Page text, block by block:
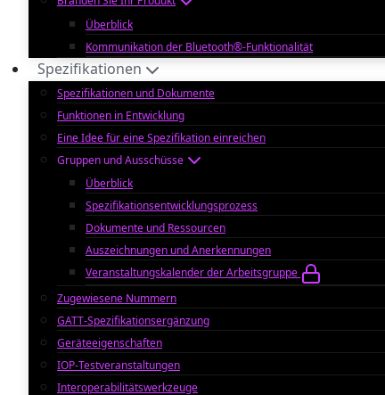
Überblick
Kommunikation der Bluetooth®-Funktionalität
Spezifikationen
Spezifikationen und Dokumente
Funktionen in Entwicklung
Eine Idee für eine Spezifikation einreichen
Gruppen und Ausschüsse
Überblick
Spezifikationsentwicklungsprozess
Dokumente und Ressourcen
Auszeichnungen und Anerkennungen
Veranstaltungskalender der Arbeitsgruppe
Zugewiesene Nummern
GATT-Spezifikationsergänzung
Geräteeigenschaften
IOP-Testveranstaltungen
Interoperabilitätswerkzeuge